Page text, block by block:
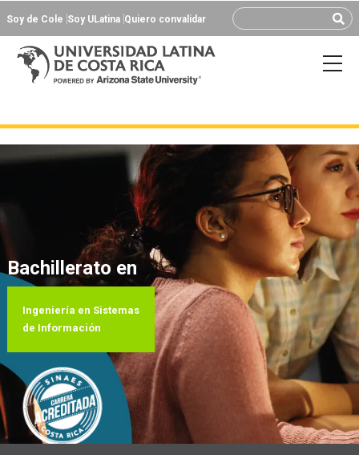
Soy de Cole Soy ULatina Quiero convalidar
Bachillerato en
Ingeniería en Sistemas
de Información